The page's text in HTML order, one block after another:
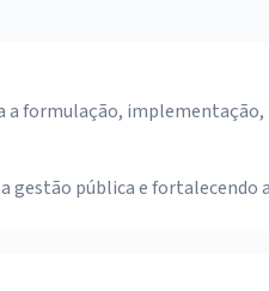
a formulação, implementação,
gestão pública e fortalecendo